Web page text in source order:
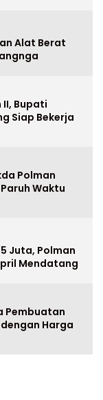
Alat Berat
II, Bupati
Siap Bekerja
Polman
Paruh Waktu
Juta, Polman
Mendatang
Pembuatan
Harga